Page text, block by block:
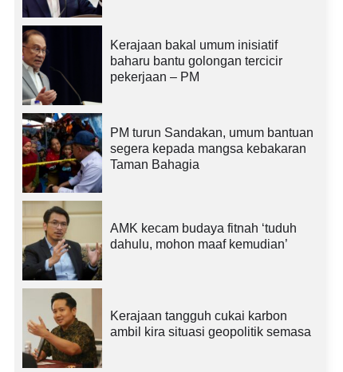
Kerajaan bakal umum inisiatif
baharu bantu golongan tercicir
pekerjaan – PM
PM turun Sandakan, umum bantuan
segera kepada mangsa kebakaran
Taman Bahagia
AMK kecam budaya fitnah ‘tuduh
dahulu, mohon maaf kemudian’
Kerajaan tangguh cukai karbon
ambil kira situasi geopolitik semasa